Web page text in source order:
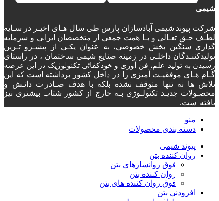
شیمی
شرکت پیوند شیمی آبادسازان پارس طی سال هـای اخیـر در سـایه
لطـف حـق تعـالی و بـا همت جمعی از متخصصان ایرانی و سرمایه
گذاری سنگین بخش خصوصی، به عنوان یکـی از پیشـرو تـرین
تولیدکننـدگان داخلـی در زمینه صنایع شیمی ساختمان ، در راستای
رسیدن به تولید علم، فن آوری و خودکفائی تکنولوژیک در این عرصه
گـام هـای موفقیـت آمیزی را در داخل کشور برداشته است که این
تلاش ها نه تنها متوقف نشده بلکه با هدف صـادرات دانـش و
محصـولات جدیـد تکنولـوژی بـه خارج از کشور شتاب بیشتری نیز
یافته است.
منو
دسته‌ بندی محصولات
پیوند شیمی
روان کننده بتن
فوق روانسازهای بتن
روان کننده بتن
فوق روان کننده های بتن
افزودنی بتن